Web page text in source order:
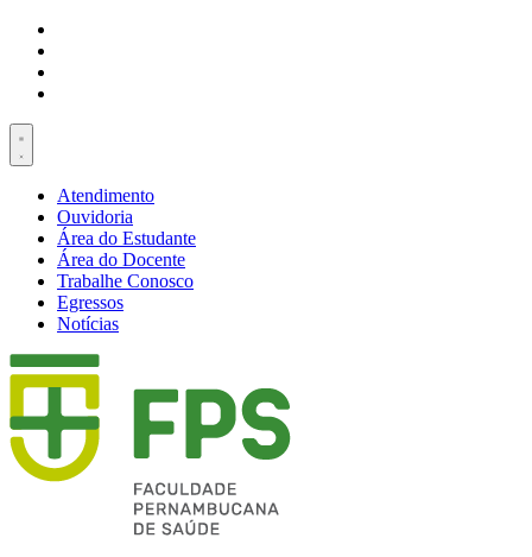
Atendimento
Ouvidoria
Área do Estudante
Área do Docente
Trabalhe Conosco
Egressos
Notícias